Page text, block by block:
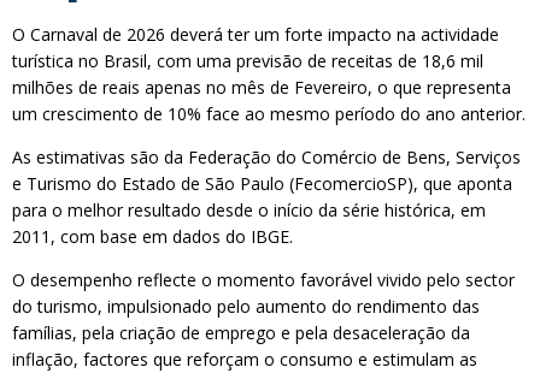
O Carnaval de 2026 deverá ter um forte impacto na actividade
turística no Brasil, com uma previsão de receitas de 18,6 mil
milhões de reais apenas no mês de Fevereiro, o que representa
um crescimento de 10% face ao mesmo período do ano anterior.
As estimativas são da Federação do Comércio de Bens, Serviços
e Turismo do Estado de São Paulo (FecomercioSP), que aponta
para o melhor resultado desde o início da série histórica, em
2011, com base em dados do IBGE.
O desempenho reflecte o momento favorável vivido pelo sector
do turismo, impulsionado pelo aumento do rendimento das
famílias, pela criação de emprego e pela desaceleração da
inflação, factores que reforçam o consumo e estimulam as